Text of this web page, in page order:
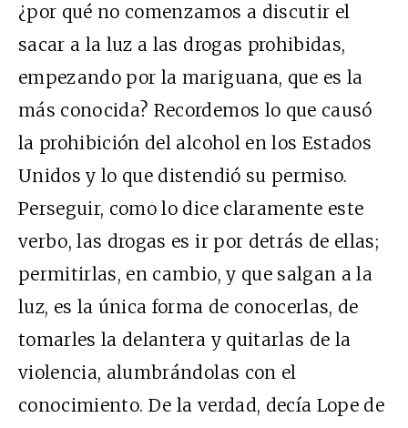
¿por qué no comenzamos a discutir el
sacar a la luz a las drogas prohibidas,
empezando por la mariguana, que es la
más conocida? Recordemos lo que causó
la prohibición del alcohol en los Estados
Unidos y lo que distendió su permiso.
Perseguir, como lo dice claramente este
verbo, las drogas es ir por detrás de ellas;
permitirlas, en cambio, y que salgan a la
luz, es la única forma de conocerlas, de
tomarles la delantera y quitarlas de la
violencia, alumbrándolas con el
conocimiento. De la verdad, decía Lope de